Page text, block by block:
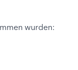
wurden: